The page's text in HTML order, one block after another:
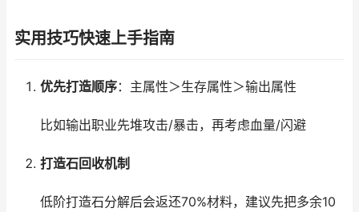
实用技巧快速上手指南
优先打造顺序：主属性＞生存属性＞输出属性
比如输出职业先堆攻击/暴击，再考虑血量/闪避
打造石回收机制
低阶打造石分解后会返还70%材料，建议先把多余10